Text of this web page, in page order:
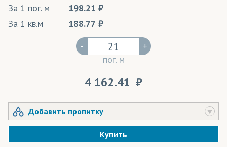
За 1 пог. м
198.21
За 1 кв.м
188.77
-
пог. м
+
4 162.41
Добавить пропитку
Купить